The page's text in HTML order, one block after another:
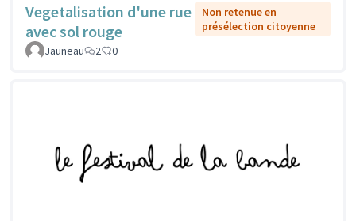
Vegetalisation d'une rue
avec sol rouge
Non retenue en
présélection citoyenne
Jauneau
2 0